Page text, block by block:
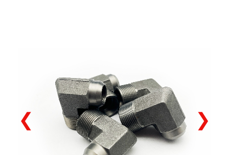
❮ ❯